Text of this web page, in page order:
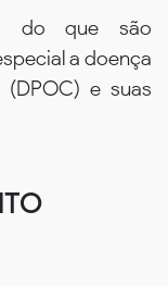
do que são
a doença
(DPOC) e suas